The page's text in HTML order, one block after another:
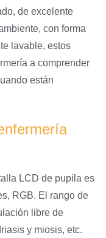
de excelente
con forma
lavable, estos
a comprender
están
LCD de pupila es
RGB. El rango de
libre de
y miosis, etc.